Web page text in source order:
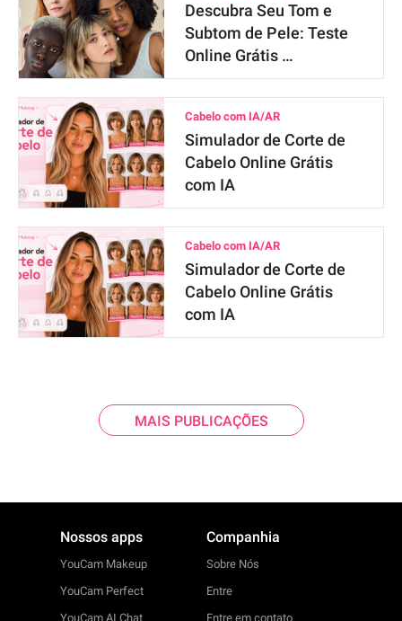
Descubra Seu Tom e
Subtom de Pele: Teste
Online Grátis …
Cabelo com IA/AR
Simulador de Corte de
Cabelo Online Grátis
com IA
Cabelo com IA/AR
Simulador de Corte de
Cabelo Online Grátis
com IA
MAIS PUBLICAÇÕES
Nossos apps
YouCam Makeup
YouCam Perfect
YouCam AI Chat
Companhia
Sobre Nós
Entre
Entre em contato